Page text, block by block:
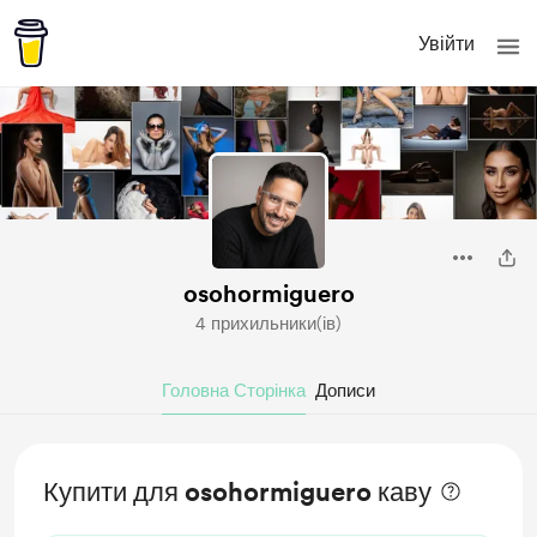
Увійти
osohormiguero
4 прихильники(ів)
Головна Сторінка Дописи
Купити для osohormiguero каву